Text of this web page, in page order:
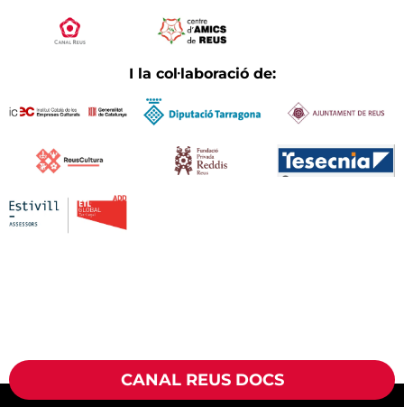
I la col·laboració de:
CANAL REUS DOCS